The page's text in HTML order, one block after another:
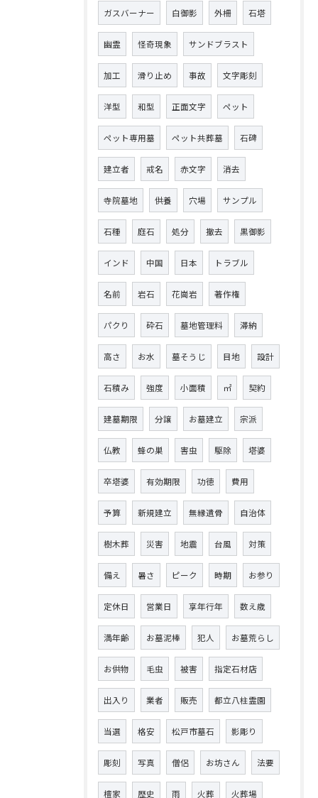
ガスバーナー 白御影 外柵 石塔
幽霊 怪奇現象 サンドブラスト
加工 滑り止め 事故 文字彫刻
洋型 和型 正面文字 ペット
ペット専用墓 ペット共葬墓 石碑
建立者 戒名 赤文字 消去
寺院墓地 供養 穴場 サンプル
石種 庭石 処分 撤去 黒御影
インド 中国 日本 トラブル
名前 岩石 花崗岩 著作権
パクり 砕石 墓地管理料 滞納
高さ お水 墓そうじ 目地 設計
石積み 強度 小面積 ㎡ 契約
建墓期限 分譲 お墓建立 宗派
仏教 蜂の巣 害虫 駆除 塔婆
卒塔婆 有効期限 功徳 費用
予算 新規建立 無縁遺骨 自治体
樹木葬 災害 地震 台風 対策
備え 暑さ ピーク 時期 お参り
定休日 営業日 享年行年 数え歳
満年齢 お墓泥棒 犯人 お墓荒らし
お供物 毛虫 被害 指定石材店
出入り 業者 販売 都立八柱霊園
当選 格安 松戸市墓石 影彫り
彫刻 写真 僧侶 お坊さん 法要
檀家 歴史 雨 火葬 火葬場